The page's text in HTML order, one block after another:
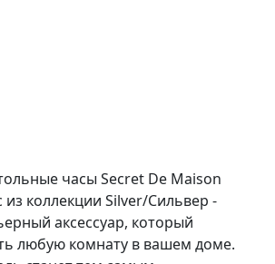
часы Secret De Maison
коллекции Silver/Сильвер -
аксессуар, который
любую комнату в вашем доме.